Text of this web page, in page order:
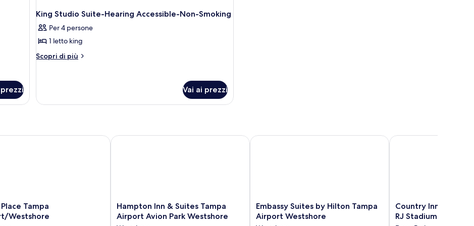
King Studio Suite-Hearing Accessible-Non-Smoking
Per 4 persone
1 letto king
Scopri di più
Altri
Suite-
Smoking
Vai ai prezzi
Tampa
Westshore
Tampa Airport/Westshore
Hampton
Inn
Hampton Inn & Suites Tampa
Airport Avion Park Westshore
Hampton Inn & Suites Tampa Airport Avion Park Westshore
Embassy
Suites
Embassy Suites by Hilton Tampa
Airport Westshore
Embassy Suites by Hilton Tampa Airport Westshore
Country
Inn
Country Inn & Suites
RJ Stadium -
Country Inn & Suites